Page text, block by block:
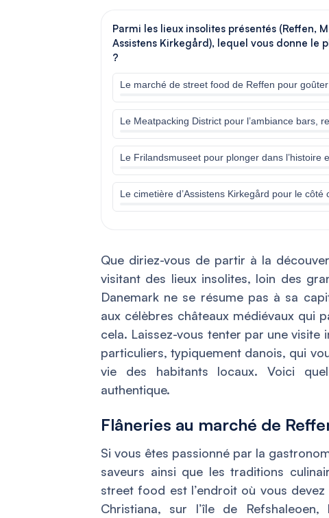
Parmi les lieux insolites présentés (Reffen,
Assistens Kirkegård), lequel vous donne
?
Le marché de street food de Reffen pour
Le Meatpacking District pour l’ambiance bars,
Le Frilandsmuseet pour plonger dans l’histoire
Le cimetière d’Assistens Kirkegård pour le côté
Que diriez-vous de partir à la
visitant des lieux insolites, loin des
Danemark ne se résume pas à sa
aux célèbres châteaux médiévaux qui
cela. Laissez-vous tenter par une
particuliers, typiquement danois, qui
vie des habitants locaux. Voici
authentique.
Flâneries au marché de
Si vous êtes passionné par la
saveurs ainsi que les traditions
street food est l’endroit où vous
Christiana, sur l’île de